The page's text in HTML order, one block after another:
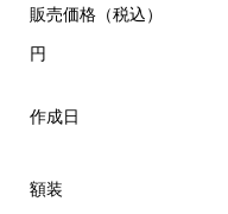
販売価格（税込）
円
作成日
額装